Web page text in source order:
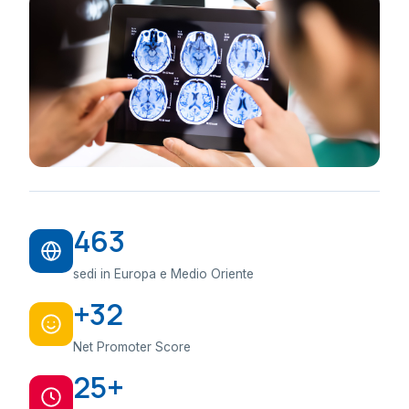
463
sedi in Europa e Medio Oriente
+32
Net Promoter Score
25+